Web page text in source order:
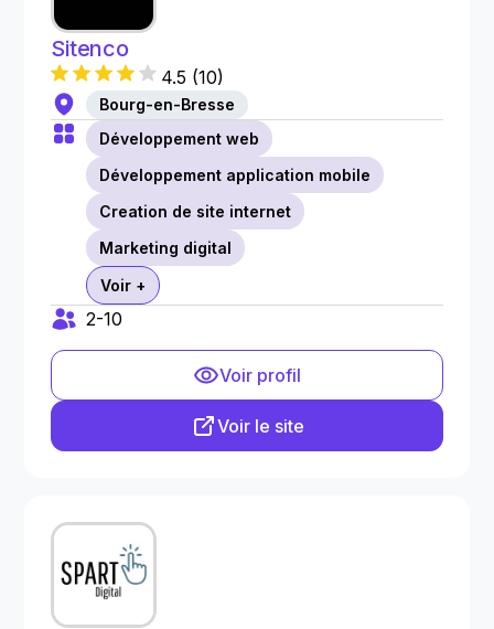
Sitenco
4.5 (10)
Bourg-en-Bresse
Développement web
Développement application mobile
Creation de site internet
Marketing digital
Voir +
2-10
Voir profil
Voir le site